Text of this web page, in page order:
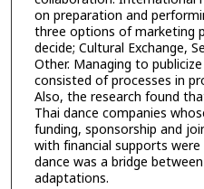
on preparation and
three options of marketing
decide; Cultural Exchange,
Other. Managing to
consisted of processes in
Also, the research found
Thai dance companies
funding, sponsorship and
with financial supports were
dance was a bridge
adaptations.